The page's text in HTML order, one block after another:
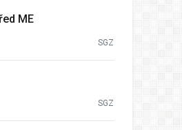
ME
SGZ
SGZ